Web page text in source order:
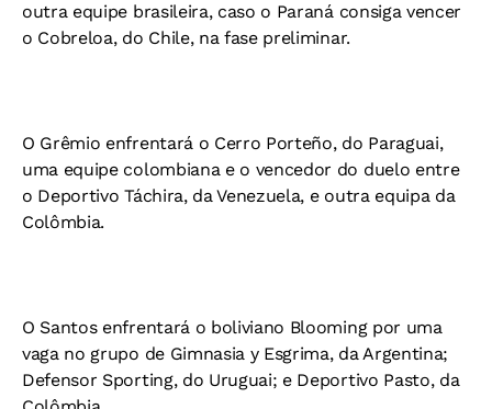
outra equipe brasileira, caso o Paraná consiga vencer
o Cobreloa, do Chile, na fase preliminar.
O Grêmio enfrentará o Cerro Porteño, do Paraguai,
uma equipe colombiana e o vencedor do duelo entre
o Deportivo Táchira, da Venezuela, e outra equipa da
Colômbia.
O Santos enfrentará o boliviano Blooming por uma
vaga no grupo de Gimnasia y Esgrima, da Argentina;
Defensor Sporting, do Uruguai; e Deportivo Pasto, da